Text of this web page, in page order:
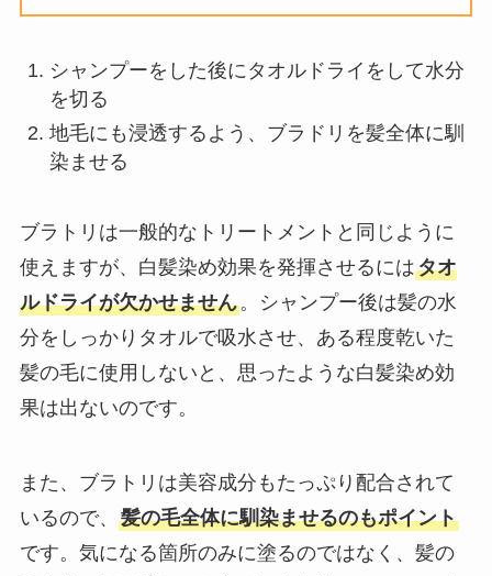
シャンプーをした後にタオルドライをして水分
を切る
地毛にも浸透するよう、ブラドリを髪全体に馴
染ませる
ブラトリは一般的なトリートメントと同じように
使えますが、白髪染め効果を発揮させるにはタオ
ルドライが欠かせません。シャンプー後は髪の水
分をしっかりタオルで吸水させ、ある程度乾いた
髪の毛に使用しないと、思ったような白髪染め効
果は出ないのです。
また、ブラトリは美容成分もたっぷり配合されて
いるので、 髪の毛全体に馴染ませるのもポイント
です。気になる箇所のみに塗るのではなく、髪の